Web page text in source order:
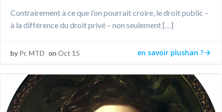
Contrairement à ce que l’on pourrait croire, le droit public –
à la différence du droit privé – non seulement […]
by Pr. MTD on Oct 15 en savoir plushan ?